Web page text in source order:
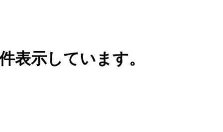
表示しています。